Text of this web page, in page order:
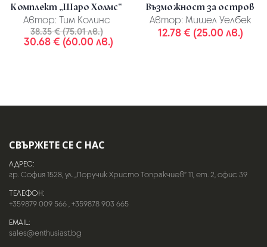
Комплект „Шаро Холмс“
Автор: Тим Колинс
38.35 € (75.01 лв.)
30.68 € (60.00 лв.)
Възможност за остров
Автор: Мишел Уелбек
12.78 € (25.00 лв.)
СВЪРЖЕТЕ СЕ С НАС
АДРЕС:
гр. София 1528, ул. „Поручик Христо Топракчиев“ 11, ет. 2, офис 39
ТЕЛЕФОН:
+359879 009 566,+359878 903 665
EMAIL:
sales@enthusiast.bg